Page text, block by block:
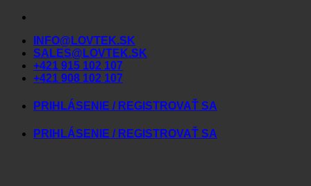
Skip
contentINFO@LOVTEK.SK
SALES@LOVTEK.SK
+421 915 102 107
+421 908 102 107
PRIHLÁSENIE / REGISTROVAŤ SA
PRIHLÁSENIE / REGISTROVAŤ SA